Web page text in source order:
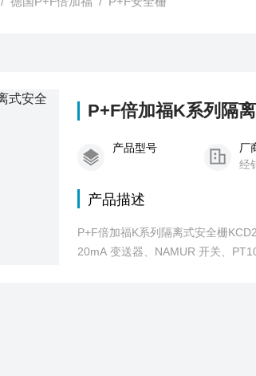
P+F倍加福K系列隔
产品型号
厂
经
产品描述
P+F倍加福K系列隔离式安全栅
20mA 变送器、NAMUR 开关、